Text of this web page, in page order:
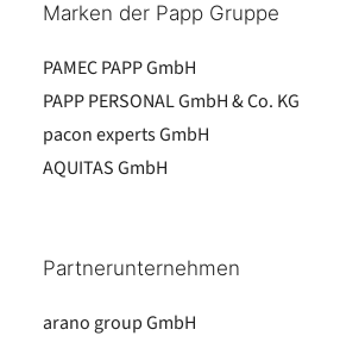
Marken der Papp Gruppe
PAMEC PAPP GmbH
PAPP PERSONAL GmbH & Co. KG
pacon experts GmbH
AQUITAS GmbH
Partnerunternehmen
arano group GmbH